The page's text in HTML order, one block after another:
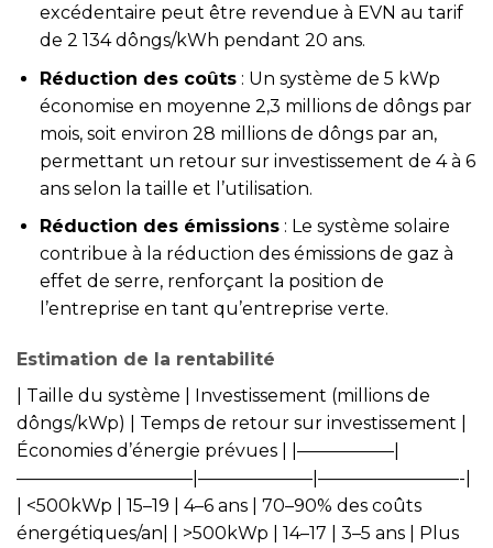
excédentaire peut être revendue à EVN au tarif
de 2 134 dôngs/kWh pendant 20 ans.
Réduction des coûts: Un système de 5 kWp
économise en moyenne 2,3 millions de dôngs par
mois, soit environ 28 millions de dôngs par an,
permettant un retour sur investissement de 4 à 6
ans selon la taille et l’utilisation.
Réduction des émissions: Le système solaire
contribue à la réduction des émissions de gaz à
effet de serre, renforçant la position de
l’entreprise en tant qu’entreprise verte.
Estimation de la rentabilité
| Taille du système | Investissement (millions de
dôngs/kWp) | Temps de retour sur investissement |
Économies d’énergie prévues | |—————–|
——————————|——————–|————————-|
| <500kWp | 15–19 | 4–6 ans | 70–90% des coûts
énergétiques/an| | >500kWp | 14–17 | 3–5 ans | Plus